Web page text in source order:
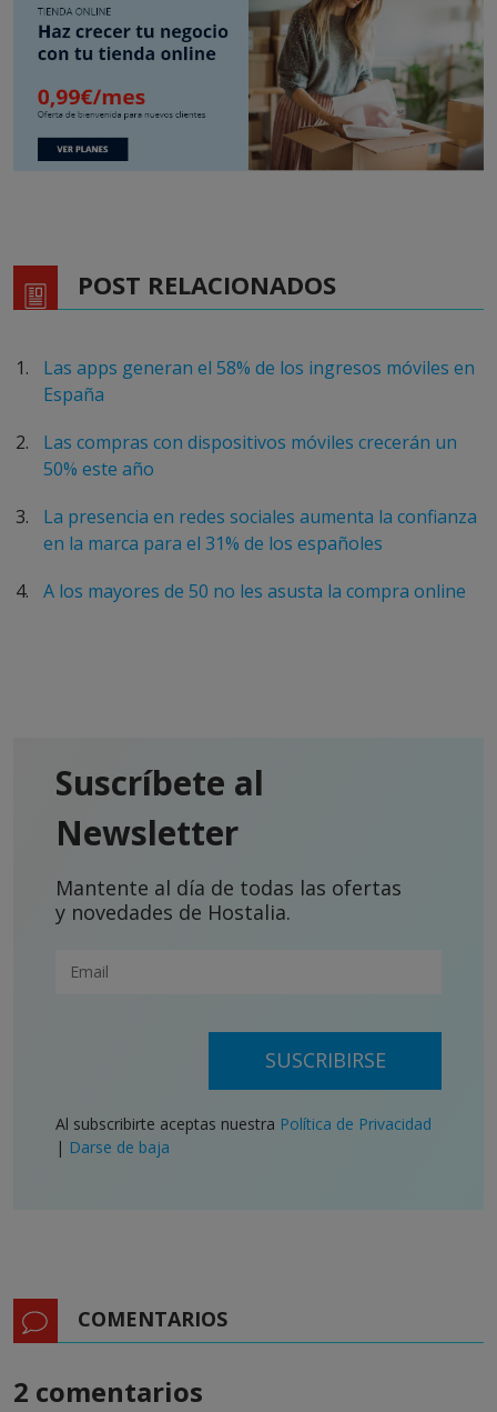
POST RELACIONADOS
Las apps generan el 58% de los ingresos móviles en
España
Las compras con dispositivos móviles crecerán un
50% este año
La presencia en redes sociales aumenta la confianza
en la marca para el 31% de los españoles
A los mayores de 50 no les asusta la compra online
Suscríbete al
Newsletter
Mantente al día de todas las ofertas
y novedades de Hostalia.
SUSCRIBIRSE
Al subscribirte aceptas nuestra Política de Privacidad
| Darse de baja
COMENTARIOS
2 comentarios